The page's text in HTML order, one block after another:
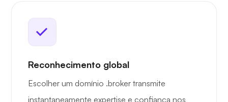
Reconhecimento global
Escolher um domínio .broker transmite
instantaneamente expertise e confiança nos